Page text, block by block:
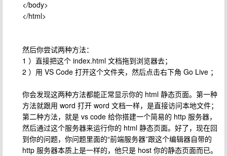
</body>
</html>
然后你尝试两种方法：
1 ）直接把这个 index.html 文档拖到浏览器去；
2 ）用 VS Code 打开这个文件夹，然后点击右下角 Go Live ；
你会发现这两种方法都能正常显示你的 html 静态页面。第一种
方法就跟用 word 打开 word 文档一样，是直接访问本地文件；
第二种方法，就是 vs code 给你搭建一个简易的 http 服务器，
然后通过这个服务器来运行你的 html 静态页面。好了，现在回
到你的问题，你问题里面的“前端服务器”跟这个编辑器自带的
http 服务器本质上是一样的，他只是 host 你的静态页面而已。